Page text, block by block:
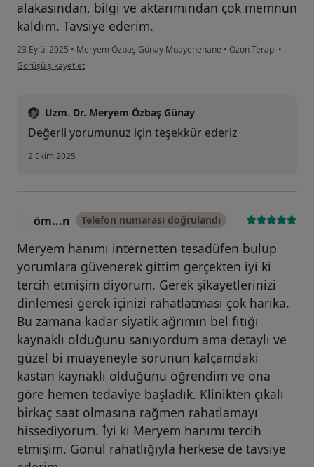
alakasından, bilgi ve aktarımından çok memnun
kaldım. Tavsiye ederim.
23 Eylül 2025 • Meryem Özbaş Günay Muayenehane • Ozon Terapi •
kullanıcının görüşüne göre a....k
Görüşü şikayet et
Uzm. Dr. Meryem Özbaş Günay
Değerli yorumunuz için teşekkür ederiz
2 Ekim 2025
öm...n Telefon numarası doğrulandı
Meryem hanımı internetten tesadüfen bulup
yorumlara güvenerek gittim gerçekten iyi ki
tercih etmişim diyorum. Gerek şikayetlerinizi
dinlemesi gerek içinizi rahatlatması çok harika.
Bu zamana kadar siyatik ağrımın bel fıtığı
kaynaklı olduğunu sanıyordum ama detaylı ve
güzel bi muayeneyle sorunun kalçamdaki
kastan kaynaklı olduğunu öğrendim ve ona
göre hemen tedaviye başladık. Klinikten çıkalı
birkaç saat olmasına rağmen rahatlamayı
hissediyorum. İyi ki Meryem hanımı tercih
etmişim. Gönül rahatlığıyla herkese de tavsiye